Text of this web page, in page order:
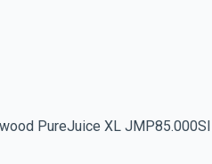
PureJuice XL JMP85.000SI